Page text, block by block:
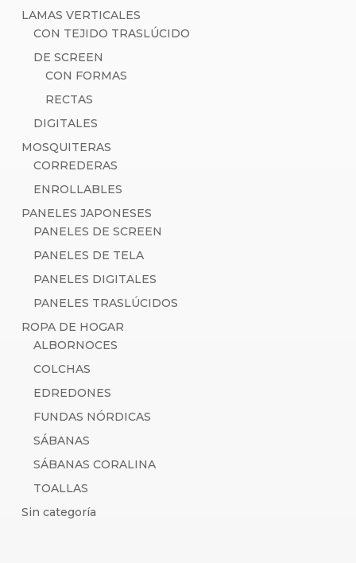
LAMAS VERTICALES
CON TEJIDO TRASLÚCIDO
DE SCREEN
CON FORMAS
RECTAS
DIGITALES
MOSQUITERAS
CORREDERAS
ENROLLABLES
PANELES JAPONESES
PANELES DE SCREEN
PANELES DE TELA
PANELES DIGITALES
PANELES TRASLÚCIDOS
ROPA DE HOGAR
ALBORNOCES
COLCHAS
EDREDONES
FUNDAS NÓRDICAS
SÁBANAS
SÁBANAS CORALINA
TOALLAS
Sin categoría